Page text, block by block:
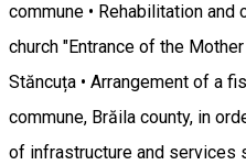
commune • Rehabilitation
church "Entrance of the
Stăncuța • Arrangement of a
commune, Brăila county, in
of infrastructure and services